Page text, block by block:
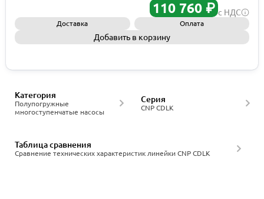
110 760 ₽ с НДС
Доставка Оплата
Добавить в корзину
Полупогружные
многоступенчатые насосы
Категория
CNP CDLK
Серия
Сравнение технических характеристик линейки CNP CDLK
Таблица сравнения